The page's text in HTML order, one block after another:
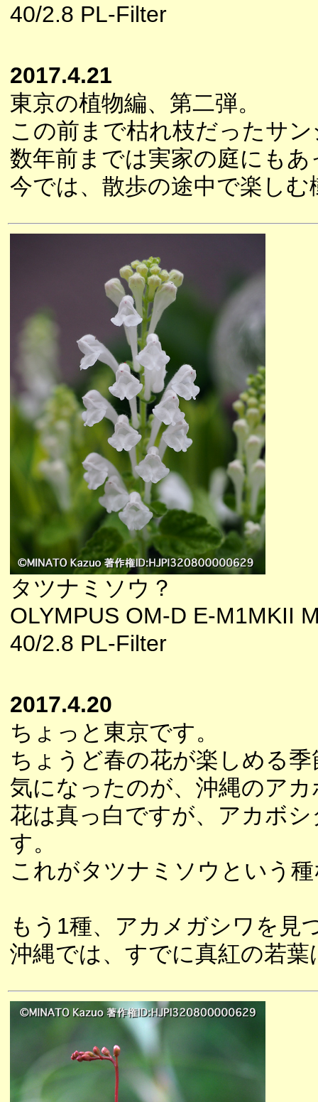
40/2.8 PL-Filter
2017.4.21
東京の植物編、第二弾。
この前まで枯れ枝だったサ
数年前までは実家の庭にも
今では、散歩の途中で楽し
タツナミソウ？
OLYMPUS OM-D E-M1MKII
40/2.8 PL-Filter
2017.4.20
ちょっと東京です。
ちょうど春の花が楽しめる
気になったのが、沖縄のア
花は真っ白ですが、アカボ
す。
これがタツナミソウという
もう1種、アカメガシワを見
沖縄では、すでに真紅の若